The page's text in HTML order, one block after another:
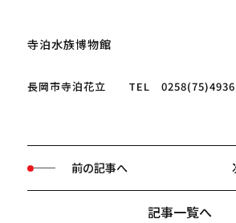
寺泊水族博物館
長岡市寺泊花立　　TEL　0258(75)4936
前の記事へ
記事一覧へ